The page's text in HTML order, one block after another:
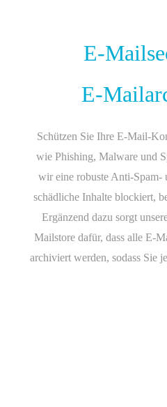
E-
E-
Schützen Sie Ihre E-Mail-
wie Phishing, Malware und
wir eine robuste Anti-
schädliche Inhalte blockiert,
Ergänzend dazu sorgt
Mailstore dafür, dass alle E-
archiviert werden, sodass Sie